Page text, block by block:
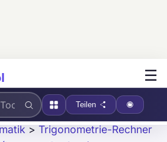
☰
Teilen
>Trigonometrie-Rechner